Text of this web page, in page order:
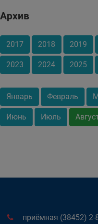
Архив
2017 2018 2019
2023 2024 2025
Январь Февраль
Июнь Июль
приёмная (38452) 2-